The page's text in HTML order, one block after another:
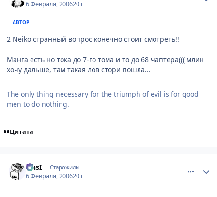
6 Февраля, 200620 г
АВТОР
2 Neiko странный вопрос конечно стоит смотреть!!
Манга есть но тока до 7-го тома и то до 68 чаптера((( млин
хочу дальше, там такая лов стори пошла...
The only thing necessary for the triumph of evil is for good
men to do nothing.
Цитата
SinsI Старожилы
6 Февраля, 200620 г